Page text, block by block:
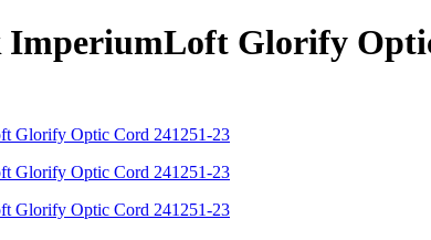
ImperiumLoft Glorify